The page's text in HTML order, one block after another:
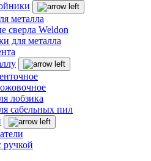
металла
сверла Weldon
для металла
лобзика
сабельных пил
ручкой